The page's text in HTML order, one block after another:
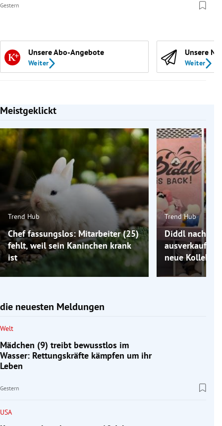
Gestern
Unsere Abo-Angebote
Weiter
Unsere
Weiter
Meistgeklickt
Slide 1 von 7
Trend Hub
Chef fassungslos: Mitarbeiter (25)
fehlt, weil sein Kaninchen krank
ist
Trend Hub
Diddl nach
ausverkauft:
neue
die neuesten Meldungen
Welt
Mädchen (9) treibt bewusstlos im
Wasser: Rettungskräfte kämpfen um ihr
Leben
Gestern
USA